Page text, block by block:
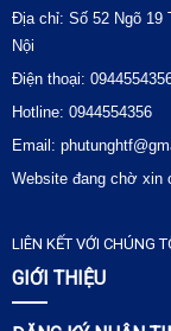
Địa chỉ: Số 52 Ngõ 19
Nội
Điện thoại:
Hotline: 0944554356
Email:
Website đang chờ xin
LIÊN KẾT VỚI CHÚNG
GIỚI THIỆU